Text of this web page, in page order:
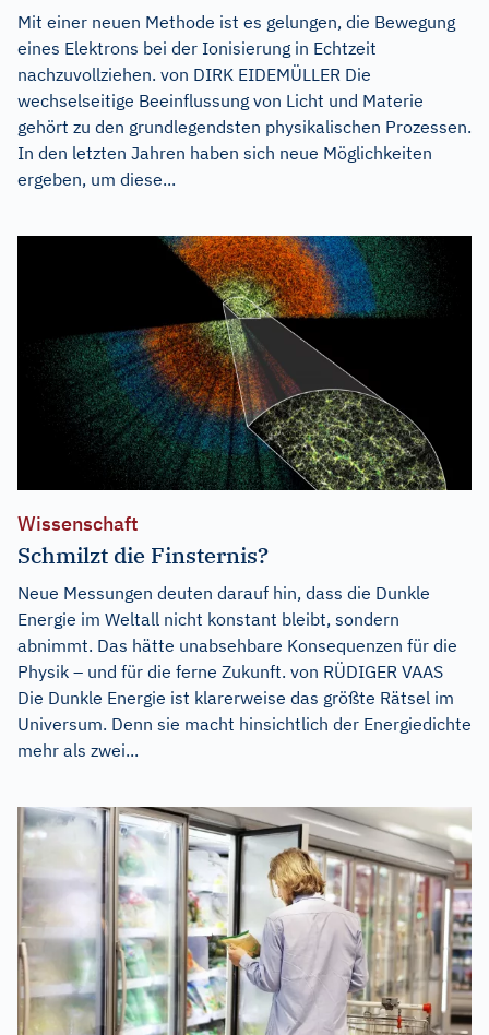
Mit einer neuen Methode ist es gelungen, die Bewegung
eines Elektrons bei der Ionisierung in Echtzeit
nachzuvollziehen. von DIRK EIDEMÜLLER Die
wechselseitige Beeinflussung von Licht und Materie
gehört zu den grundlegendsten physikalischen Prozessen.
In den letzten Jahren haben sich neue Möglichkeiten
ergeben, um diese...
Wissenschaft
Schmilzt die Finsternis?
Neue Messungen deuten darauf hin, dass die Dunkle
Energie im Weltall nicht konstant bleibt, sondern
abnimmt. Das hätte unabsehbare Konsequenzen für die
Physik – und für die ferne Zukunft. von RÜDIGER VAAS
Die Dunkle Energie ist klarerweise das größte Rätsel im
Universum. Denn sie macht hinsichtlich der Energiedichte
mehr als zwei...